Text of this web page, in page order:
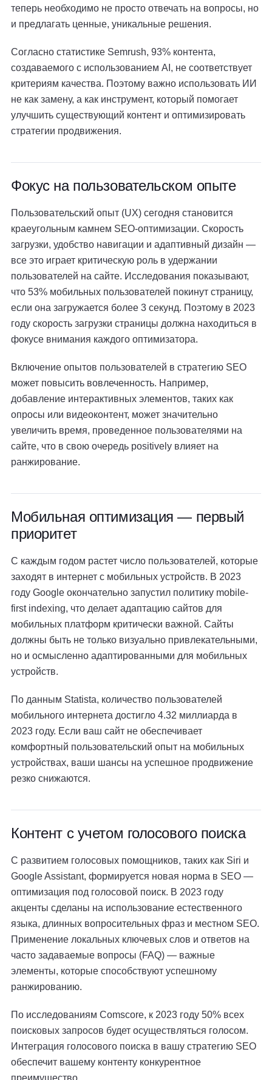
теперь необходимо не просто отвечать на вопросы, но
и предлагать ценные, уникальные решения.
Согласно статистике Semrush, 93% контента,
создаваемого с использованием AI, не соответствует
критериям качества. Поэтому важно использовать ИИ
не как замену, а как инструмент, который помогает
улучшить существующий контент и оптимизировать
стратегии продвижения.
Фокус на пользовательском опыте
Пользовательский опыт (UX) сегодня становится
краеугольным камнем SEO-оптимизации. Скорость
загрузки, удобство навигации и адаптивный дизайн —
все это играет критическую роль в удержании
пользователей на сайте. Исследования показывают,
что 53% мобильных пользователей покинут страницу,
если она загружается более 3 секунд. Поэтому в 2023
году скорость загрузки страницы должна находиться в
фокусе внимания каждого оптимизатора.
Включение опытов пользователей в стратегию SEO
может повысить вовлеченность. Например,
добавление интерактивных элементов, таких как
опросы или видеоконтент, может значительно
увеличить время, проведенное пользователями на
сайте, что в свою очередь positively влияет на
ранжирование.
Мобильная оптимизация — первый
приоритет
С каждым годом растет число пользователей, которые
заходят в интернет с мобильных устройств. В 2023
году Google окончательно запустил политику mobile-
first indexing, что делает адаптацию сайтов для
мобильных платформ критически важной. Сайты
должны быть не только визуально привлекательными,
но и осмысленно адаптированными для мобильных
устройств.
По данным Statista, количество пользователей
мобильного интернета достигло 4.32 миллиарда в
2023 году. Если ваш сайт не обеспечивает
комфортный пользовательский опыт на мобильных
устройствах, ваши шансы на успешное продвижение
резко снижаются.
Контент с учетом голосового поиска
С развитием голосовых помощников, таких как Siri и
Google Assistant, формируется новая норма в SEO —
оптимизация под голосовой поиск. В 2023 году
акценты сделаны на использование естественного
языка, длинных вопросительных фраз и местном SEO.
Применение локальных ключевых слов и ответов на
часто задаваемые вопросы (FAQ) — важные
элементы, которые способствуют успешному
ранжированию.
По исследованиям Comscore, к 2023 году 50% всех
поисковых запросов будет осуществляться голосом.
Интеграция голосового поиска в вашу стратегию SEO
обеспечит вашему контенту конкурентное